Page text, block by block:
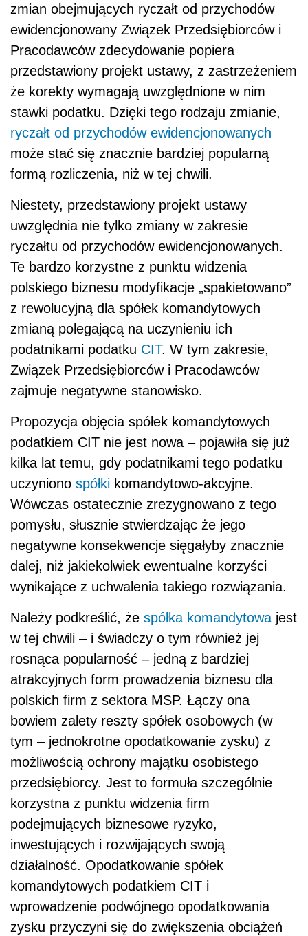
zmian obejmujących ryczałt od przychodów
ewidencjonowany Związek Przedsiębiorców i
Pracodawców zdecydowanie popiera
przedstawiony projekt ustawy, z zastrzeżeniem
że korekty wymagają uwzględnione w nim
stawki podatku. Dzięki tego rodzaju zmianie,
ryczałt od przychodów ewidencjonowanych
może stać się znacznie bardziej popularną
formą rozliczenia, niż w tej chwili.
Niestety, przedstawiony projekt ustawy
uwzględnia nie tylko zmiany w zakresie
ryczałtu od przychodów ewidencjonowanych.
Te bardzo korzystne z punktu widzenia
polskiego biznesu modyfikacje „spakietowano”
z rewolucyjną dla spółek komandytowych
zmianą polegającą na uczynieniu ich
podatnikami podatku CIT. W tym zakresie,
Związek Przedsiębiorców i Pracodawców
zajmuje negatywne stanowisko.
Propozycja objęcia spółek komandytowych
podatkiem CIT nie jest nowa – pojawiła się już
kilka lat temu, gdy podatnikami tego podatku
uczyniono spółki komandytowo-akcyjne.
Wówczas ostatecznie zrezygnowano z tego
pomysłu, słusznie stwierdzając że jego
negatywne konsekwencje sięgałyby znacznie
dalej, niż jakiekolwiek ewentualne korzyści
wynikające z uchwalenia takiego rozwiązania.
Należy podkreślić, że spółka komandytowajest
w tej chwili – i świadczy o tym również jej
rosnąca popularność – jedną z bardziej
atrakcyjnych form prowadzenia biznesu dla
polskich firm z sektora MSP. Łączy ona
bowiem zalety reszty spółek osobowych (w
tym – jednokrotne opodatkowanie zysku) z
możliwością ochrony majątku osobistego
przedsiębiorcy. Jest to formuła szczególnie
korzystna z punktu widzenia firm
podejmujących biznesowe ryzyko,
inwestujących i rozwijających swoją
działalność. Opodatkowanie spółek
komandytowych podatkiem CIT i
wprowadzenie podwójnego opodatkowania
zysku przyczyni się do zwiększenia obciążeń